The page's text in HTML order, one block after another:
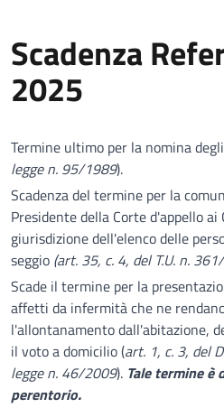
Scadenza
2025
Termine ultimo per la nomina
legge n. 95/1989).
Scadenza del termine per la
Presidente della Corte d'appello
giurisdizione dell'elenco delle
seggio (art. 35, c. 4, del T.U. n.
Scade il termine per la
affetti da infermità che ne
l'allontanamento dall'abitazione,
il voto a domicilio (art. 1, c. 3, del
legge n. 46/2009). Tale termine è
perentorio.